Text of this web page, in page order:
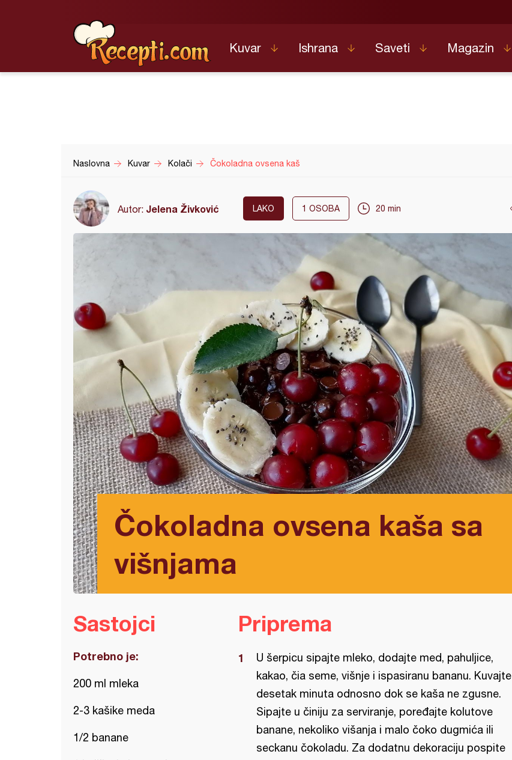
Kuvar Ishrana Saveti Magazin
Naslovna Kuvar Kolači Čokoladna ovsena kaš
Autor: Jelena Živković LAKO 1 OSOBA 20 min
Čokoladna ovsena kaša sa
višnjama
Sastojci
Potrebno je:
200 ml mleka
2-3 kašike meda
1/2 banane
Priprema
U šerpicu sipajte mleko, dodajte med, pahuljice,
kakao, čia seme, višnje i ispasiranu bananu. Kuvajte
desetak minuta odnosno dok se kaša ne zgusne.
Sipajte u činiju za serviranje, poređajte kolutove
banane, nekoliko višanja i malo čoko dugmića ili
seckanu čokoladu. Za dodatnu dekoraciju pospite